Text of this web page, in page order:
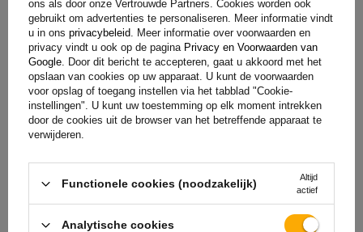
+31 30 3100444 unitrailer@utrailer.nl
Specificaties
Levering
Stel uw vraag
ons als door onze Vertrouwde Partners. Cookies worden ook
gebruikt om advertenties te personaliseren. Meer informatie vindt
u in ons privacybeleid. Meer informatie over voorwaarden en
privacy vindt u ook op de pagina Privacy en Voorwaarden van
Google. Door dit bericht te accepteren, gaat u akkoord met het
opslaan van cookies op uw apparaat. U kunt de voorwaarden
voor opslag of toegang instellen via het tabblad "Cookie-
instellingen". U kunt uw toestemming op elk moment intrekken
door de cookies uit de browser van het betreffende apparaat te
verwijderen.
Functionele cookies (noodzakelijk)
Altijd
actief
Analytische cookies